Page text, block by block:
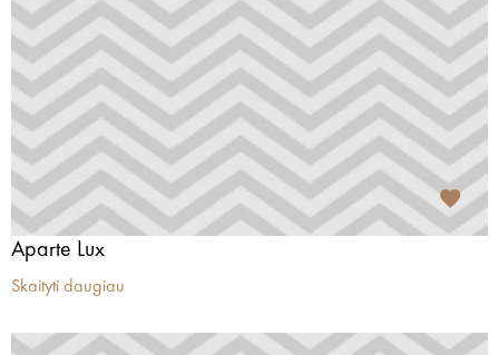
Aparte Lux
Skaityti daugiau